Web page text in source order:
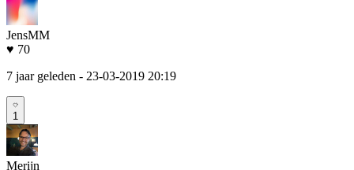
JensMM
♥ 70
7 jaar geleden - 23-03-2019 20:19
1
Merijn